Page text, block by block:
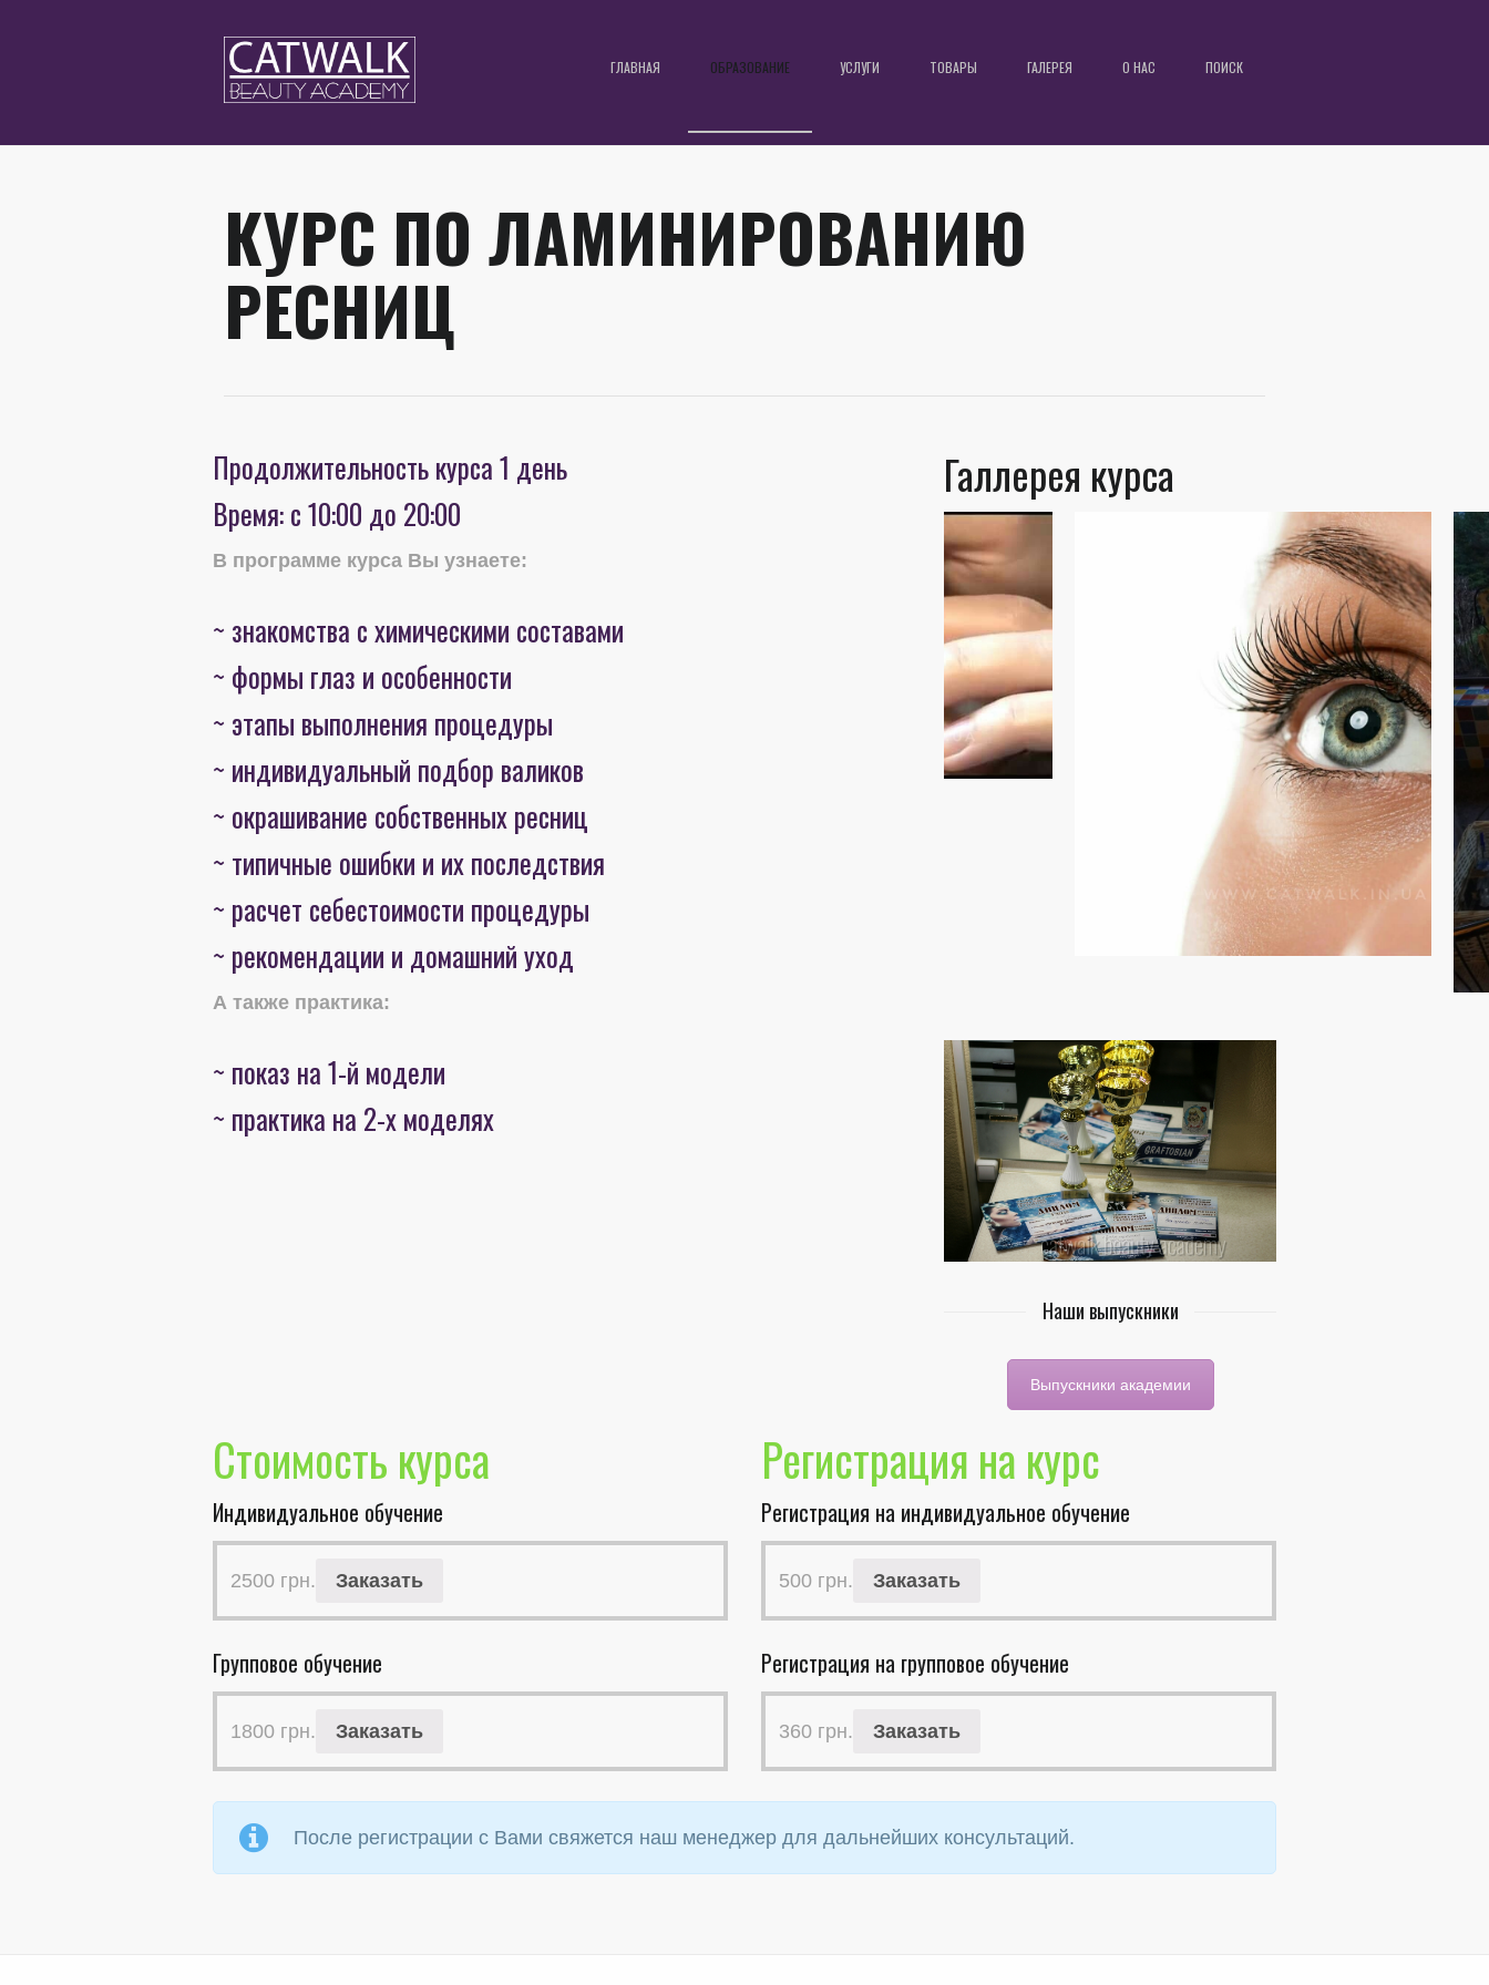
ГЛАВНАЯ ОБРАЗОВАНИЕ УСЛУГИ ТОВАРЫ ГАЛЕРЕЯ О НАС ПОИСК
КУРС ПО ЛАМИНИРОВАНИЮ
РЕСНИЦ
Продолжительность курса 1 день
Время: с 10:00 до 20:00
В программе курса Вы узнаете:
~ знакомства с химическими составами
~ формы глаз и особенности
~ этапы выполнения процедуры
~ индивидуальный подбор валиков
~ окрашивание собственных ресниц
~ типичные ошибки и их последствия
~ расчет себестоимости процедуры
~ рекомендации и домашний уход
А также практика:
~ показ на 1-й модели
~ практика на 2-х моделях
Галлерея курса
Наши выпускники
Выпускники академии
Стоимость курса
Индивидуальное обучение
2500 грн. Заказать
Групповое обучение
1800 грн. Заказать
Регистрация на курс
Регистрация на индивидуальное обучение
500 грн. Заказать
Регистрация на групповое обучение
360 грн. Заказать
После регистрации с Вами свяжется наш менеджер для дальнейших консультаций.